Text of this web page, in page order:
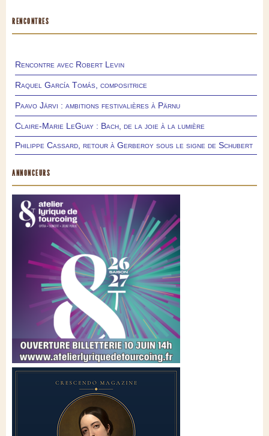
RENCONTRES
Rencontre avec Robert Levin
Raquel García Tomás, compositrice
Paavo Järvi : ambitions festivalières à Pärnu
Claire-Marie LeGuay : Bach, de la joie à la lumière
Philippe Cassard, retour à Gerberoy sous le signe de Schubert
ANNONCEURS